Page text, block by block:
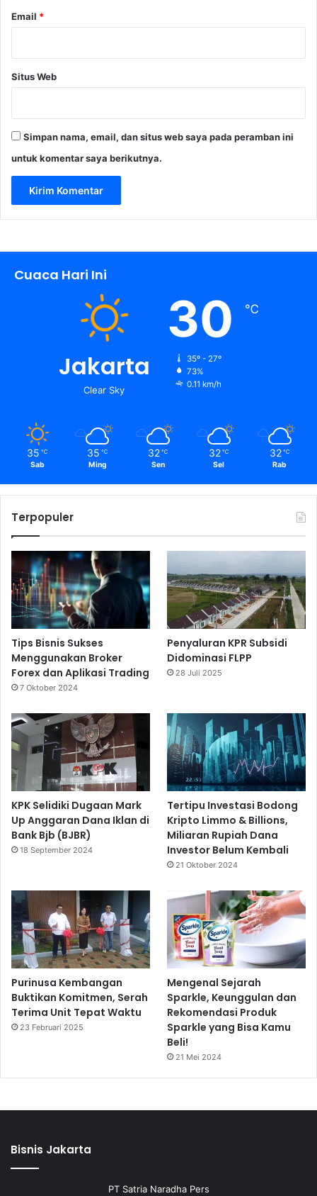
IEmail *
Situs Web
Simpan nama, email, dan situs web saya pada peramban ini
untuk komentar saya berikutnya.
Cuaca Hari Ini
Jakarta
Clear Sky
30 ℃
35º - 27º
73%
0.11 km/h
35 ℃
Sab
35 ℃
Ming
32 ℃
Sen
32 ℃
Sel
32 ℃
Rab
Terpopuler
Tips Bisnis Sukses
Menggunakan Broker
Forex dan Aplikasi Trading
7 Oktober 2024
Penyaluran KPR Subsidi
Didominasi FLPP
28 Juli 2025
KPK Selidiki Dugaan Mark
Up Anggaran Dana Iklan di
Bank Bjb (BJBR)
18 September 2024
Tertipu Investasi Bodong
Kripto Limmo & Billions,
Miliaran Rupiah Dana
Investor Belum Kembali
21 Oktober 2024
Purinusa Kembangan
Buktikan Komitmen, Serah
Terima Unit Tepat Waktu
23 Februari 2025
Mengenal Sejarah
Sparkle, Keunggulan dan
Rekomendasi Produk
Sparkle yang Bisa Kamu
Beli!
21 Mei 2024
Bisnis Jakarta
PT Satria Naradha Pers